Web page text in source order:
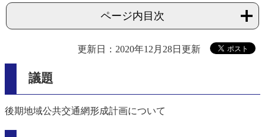
ページ内目次
更新日：2020年12月28日更新
議題
後期地域公共交通網形成計画について